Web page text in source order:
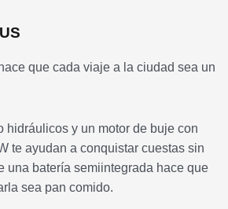
que cada viaje a la ciudad sea un
hidráulicos y un motor de buje con
te ayudan a conquistar cuestas sin
una batería semiintegrada hace que
sea pan comido.